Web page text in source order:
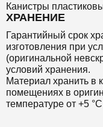
Канистры
ХРАНЕНИЕ
Гарантийный срок
изготовления при
(оригинальной
условий хранения.
Материал хранить в
помещениях в
температуре от +5